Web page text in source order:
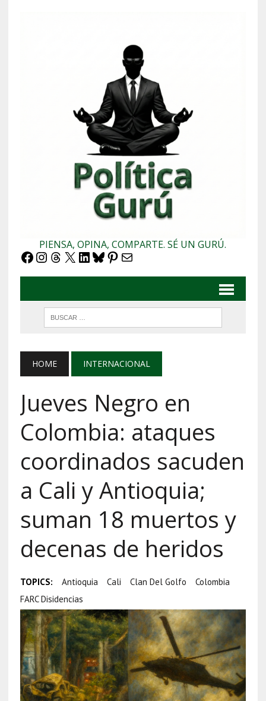
PIENSA, OPINA, COMPARTE. SÉ UN GURÚ.
Facebook
Instagram
Threads
X LinkedIn
Bluesky
Pinterest
Correo electrónico
HOME INTERNACIONAL
Jueves Negro en
Colombia: ataques
coordinados sacuden
a Cali y Antioquia;
suman 18 muertos y
decenas de heridos
TOPICS: Antioquia Cali Clan Del Golfo
Colombia
FARC Disidencias